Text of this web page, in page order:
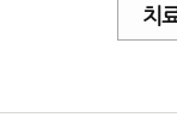
치